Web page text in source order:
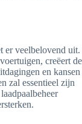
er veelbelovend uit.
creëert de
en kansen
zal essentieel zijn